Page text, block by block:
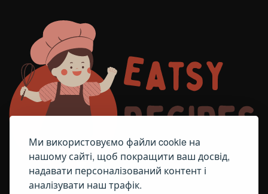
Ми використовуємо файли cookie на
нашому сайті, щоб покращити ваш досвід,
надавати персоналізований контент і
аналізувати наш трафік.